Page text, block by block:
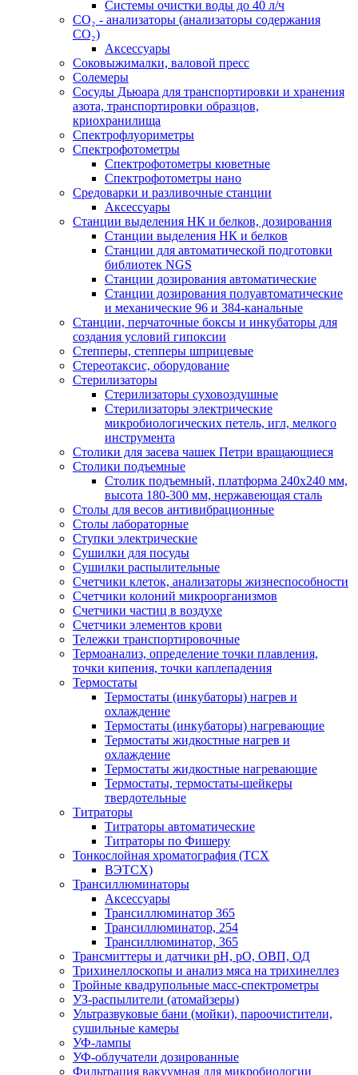
Системы очистки воды до 40 л/ч
СО₂ - анализаторы (анализаторы содержания
СО₂)
Аксессуары
Соковыжималки, валовой пресс
Солемеры
Сосуды Дьюара для транспортировки и хранения
азота, транспортировки образцов,
криохранилища
Спектрофлуориметры
Спектрофотометры
Спектрофотометры кюветные
Спектрофотометры нано
Средоварки и разливочные станции
Аксессуары
Станции выделения НК и белков, дозирования
Станции выделения НК и белков
Станции для автоматической подготовки
библиотек NGS
Станции дозирования автоматические
Станции дозирования полуавтоматические
и механические 96 и 384-канальные
Станции, перчаточные боксы и инкубаторы для
создания условий гипоксии
Степперы, степперы шприцевые
Стереотаксис, оборудование
Стерилизаторы
Стерилизаторы суховоздушные
Стерилизаторы электрические
микробиологических петель, игл, мелкого
инструмента
Столики для засева чашек Петри вращающиеся
Столики подъемные
Столик подъемный, платформа 240х240 мм,
высота 180-300 мм, нержавеющая сталь
Столы для весов антивибрационные
Столы лабораторные
Ступки электрические
Сушилки для посуды
Сушилки распылительные
Счетчики клеток, анализаторы жизнеспособности
Счетчики колоний микроорганизмов
Счетчики частиц в воздухе
Счетчики элементов крови
Тележки транспортировочные
Термоанализ, определение точки плавления,
точки кипения, точки каплепадения
Термостаты
Термостаты (инкубаторы) нагрев и
охлаждение
Термостаты (инкубаторы) нагревающие
Термостаты жидкостные нагрев и
охлаждение
Термостаты жидкостные нагревающие
Термостаты, термостаты-шейкеры
твердотельные
Титраторы
Титраторы автоматические
Титраторы по Фишеру
Тонкослойная хроматография (ТСХ
ВЭТСХ)
Трансиллюминаторы
Аксессуары
Трансиллюминатор 365
Трансиллюминатор, 254
Трансиллюминатор, 365
Трансмиттеры и датчики рН, рО, ОВП, ОД
Трихинеллоскопы и анализ мяса на трихинеллез
Тройные квадрупольные масс-спектрометры
УЗ-распылители (атомайзеры)
Ультразвуковые бани (мойки), пароочистители,
сушильные камеры
УФ-лампы
УФ-облучатели дозированные
Фильтрация вакуумная для микробиологии